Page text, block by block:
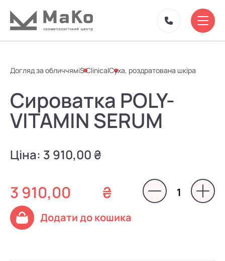
Догляд за обличчямiS ClinicalСуха, роздратована шкіра
Сироватка POLY-
VITAMIN SERUM
Ціна: 3 910,00 ₴
3 910,00 ₴